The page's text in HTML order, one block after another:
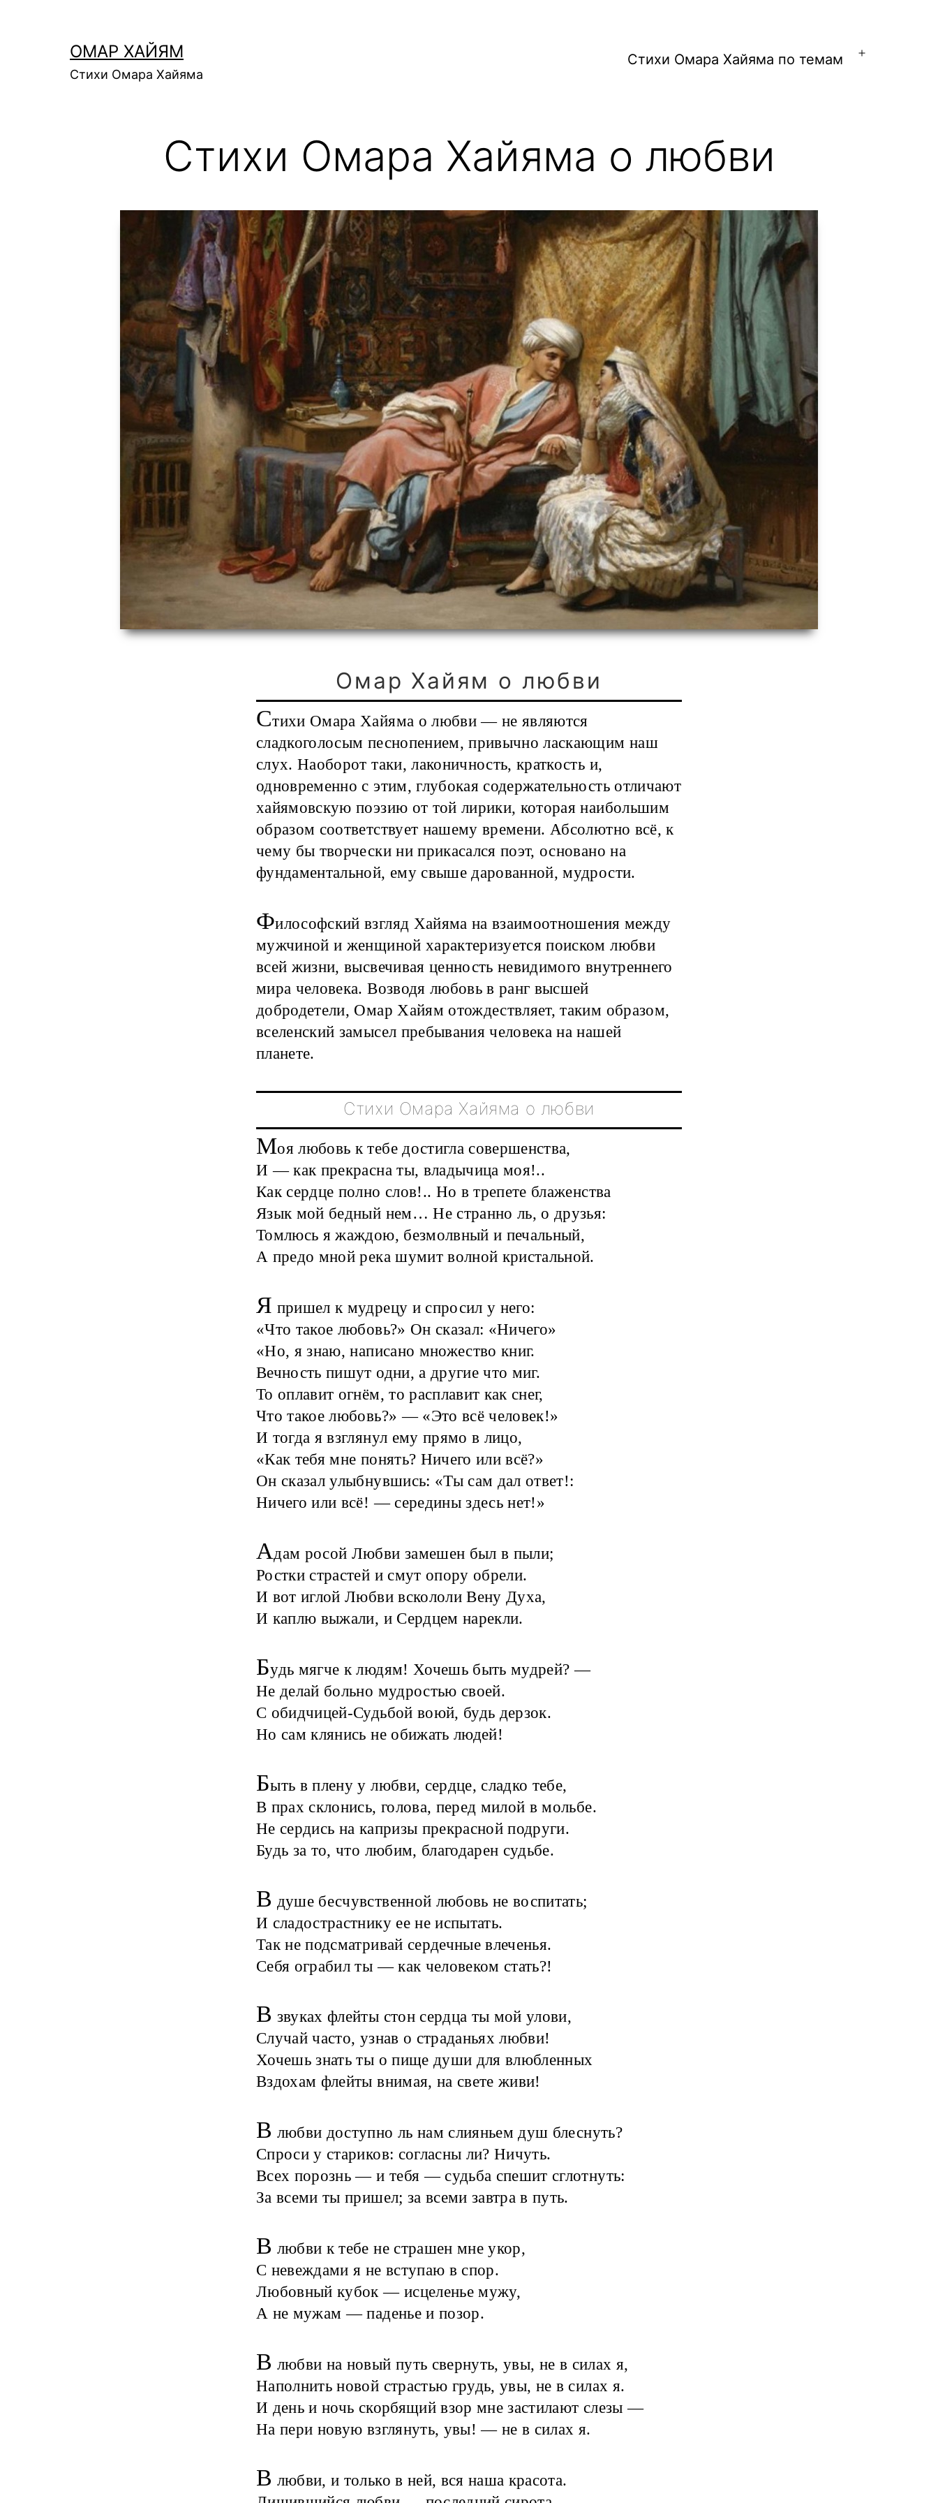
содержимомуОМАР ХАЙЯМ
Стихи Омара Хайяма
Стихи Омара Хайяма по темам
Открыть
Стихи Омара Хайяма о любви
Омар Хайям о любви
Стихи Омара Хайяма о любви — не являются
сладкоголосым песнопением, привычно ласкающим наш
слух. Наоборот таки, лаконичность, краткость и,
одновременно с этим, глубокая содержательность отличают
хайямовскую поэзию от той лирики, которая наибольшим
образом соответствует нашему времени. Абсолютно всё, к
чему бы творчески ни прикасался поэт, основано на
фундаментальной, ему свыше дарованной, мудрости.
Философский взгляд Хайяма на взаимоотношения между
мужчиной и женщиной характеризуется поиском любви
всей жизни, высвечивая ценность невидимого внутреннего
мира человека. Возводя любовь в ранг высшей
добродетели, Омар Хайям отождествляет, таким образом,
вселенский замысел пребывания человека на нашей
планете.
Стихи Омара Хайяма о любви
Моя любовь к тебе достигла совершенства,
И — как прекрасна ты, владычица моя!..
Как сердце полно слов!.. Но в трепете блаженства
Язык мой бедный нем… Не странно ль, о друзья:
Томлюсь я жаждою, безмолвный и печальный,
А предо мной река шумит волной кристальной.
Я пришел к мудрецу и спросил у него:
«Что такое любовь?» Он сказал: «Ничего»
«Но, я знаю, написано множество книг.
Вечность пишут одни, а другие что миг.
То оплавит огнём, то расплавит как снег,
Что такое любовь?» — «Это всё человек!»
И тогда я взглянул ему прямо в лицо,
«Как тебя мне понять? Ничего или всё?»
Он сказал улыбнувшись: «Ты сам дал ответ!:
Ничего или всё! — середины здесь нет!»
Адам росой Любви замешен был в пыли;
Ростки страстей и смут опору обрели.
И вот иглой Любви вскололи Вену Духа,
И каплю выжали, и Сердцем нарекли.
Будь мягче к людям! Хочешь быть мудрей? —
Не делай больно мудростью своей.
С обидчицей-Судьбой воюй, будь дерзок.
Но сам клянись не обижать людей!
Быть в плену у любви, сердце, сладко тебе,
В прах склонись, голова, перед милой в мольбе.
Не сердись на капризы прекрасной подруги.
Будь за то, что любим, благодарен судьбе.
В душе бесчувственной любовь не воспитать;
И сладострастнику ее не испытать.
Так не подсматривай сердечные влеченья.
Себя ограбил ты — как человеком стать?!
В звуках флейты стон сердца ты мой улови,
Случай часто, узнав о страданьях любви!
Хочешь знать ты о пище души для влюбленных
Вздохам флейты внимая, на свете живи!
В любви доступно ль нам слияньем душ блеснуть?
Спроси у стариков: согласны ли? Ничуть.
Всех порознь — и тебя — судьба спешит сглотнуть:
За всеми ты пришел; за всеми завтра в путь.
В любви к тебе не страшен мне укор,
С невеждами я не вступаю в спор.
Любовный кубок — исцеленье мужу,
А не мужам — паденье и позор.
В любви на новый путь свернуть, увы, не в силах я,
Наполнить новой страстью грудь, увы, не в силах я.
И день и ночь скорбящий взор мне застилают слезы —
На пери новую взглянуть, увы! — не в силах я.
В любви, и только в ней, вся наша красота.